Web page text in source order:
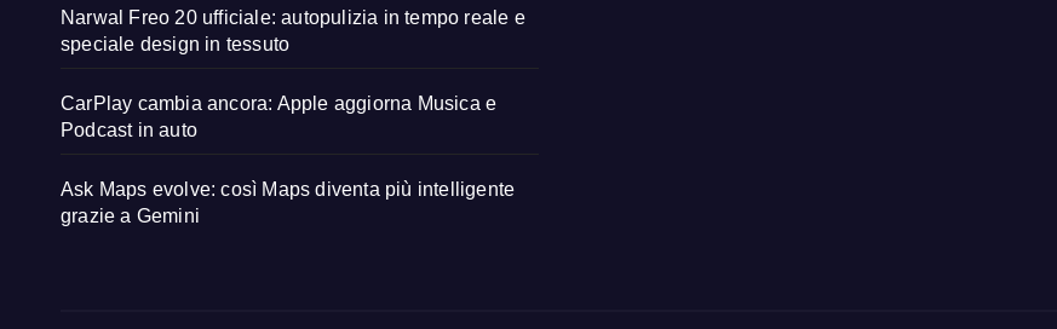
Narwal Freo 20 ufficiale: autopulizia in tempo reale e
speciale design in tessuto
CarPlay cambia ancora: Apple aggiorna Musica e
Podcast in auto
Ask Maps evolve: così Maps diventa più intelligente
grazie a Gemini